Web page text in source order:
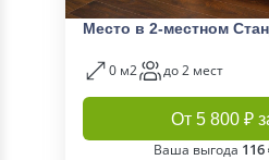
Место в 2-местном
0 м2 до 2 мест
От 5 800 ₽
Ваша выгода